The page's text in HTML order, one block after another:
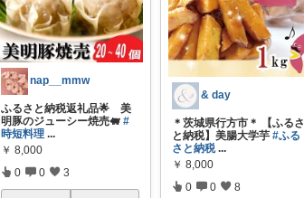
nap__mmw
ふるさと納税返礼品🌟 美
明豚のジューシー焼売🐖#
時短料理 ...
￥ 8,000
0 0 3
& day
＊茨城県行方市＊ 【ふるさ
と納税】美腸大学芋#ふる
さと納税 ...
￥ 8,000
0 0 8